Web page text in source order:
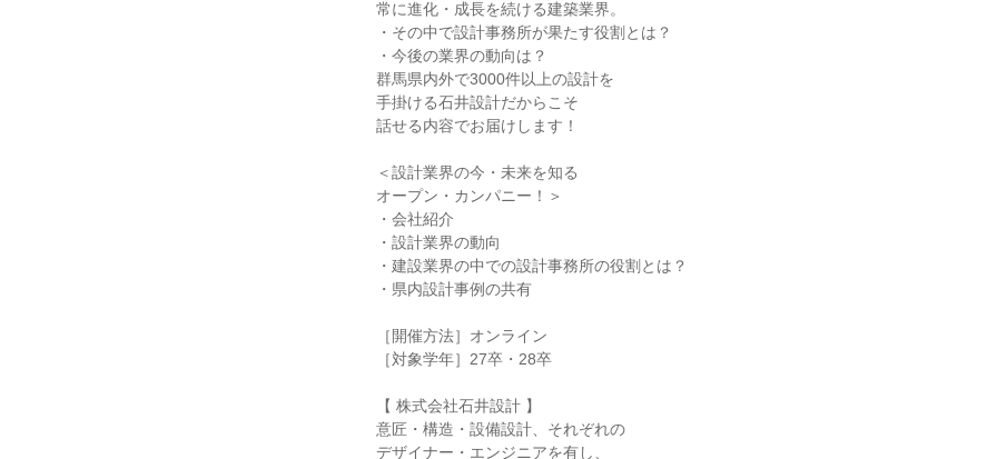
常に進化・成長を続ける建築業界。
・その中で設計事務所が果たす役割とは？
・今後の業界の動向は？
群馬県内外で3000件以上の設計を
手掛ける石井設計だからこそ
話せる内容でお届けします！
＜設計業界の今・未来を知る
オープン・カンパニー！＞
・会社紹介
・設計業界の動向
・建設業界の中での設計事務所の役割とは？
・県内設計事例の共有
［開催方法］オンライン
［対象学年］27卒・28卒
【 株式会社石井設計 】
意匠・構造・設備設計、それぞれの
デザイナー・エンジニアを有し、